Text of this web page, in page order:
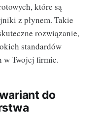
które są
z płynem. Takie
rozwiązanie,
standardów
w Twojej firmie.
do